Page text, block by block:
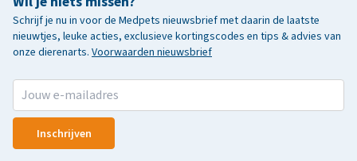
Schrijf je nu in voor de Medpets nieuwsbrief met daarin de laatste
nieuwtjes, leuke acties, exclusieve kortingscodes en tips & advies van
onze dierenarts. Voorwaarden nieuwsbrief
Inschrijven